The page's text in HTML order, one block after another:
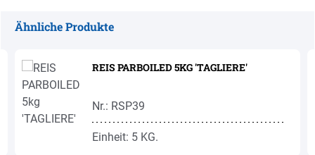
Ähnliche Produkte
REIS PARBOILED 5KG 'TAGLIERE'
Nr.: RSP39
Einheit: 5 KG.